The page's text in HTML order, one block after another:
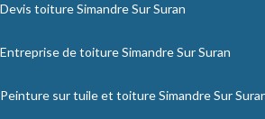
Devis toiture Simandre Sur Suran
Entreprise de toiture Simandre Sur Suran
Peinture sur tuile et toiture Simandre Sur